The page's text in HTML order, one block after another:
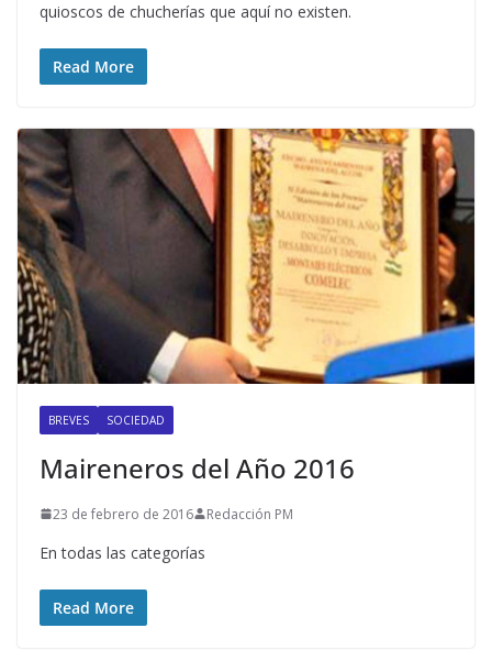
quioscos de chucherías que aquí no existen.
Read More
BREVES SOCIEDAD
Maireneros del Año 2016
23 de febrero de 2016 Redacción PM
En todas las categorías
Read More